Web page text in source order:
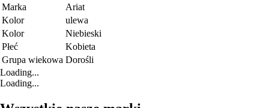
Marka
Ariat
Kolor
ulewa
Kolor
Niebieski
Płeć
Kobieta
Grupa wiekowa Dorośli
Loading...
Loading...